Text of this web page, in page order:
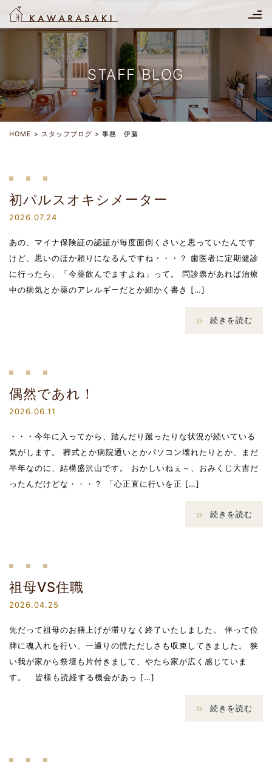
STAFF BLOG
HOME スタッフブログ 事務 伊藤
初パルスオキシメーター
2026.07.24
あの、マイナ保険証の認証が毎度面倒くさいと思っていたんです
けど、思いのほか頼りになるんですね・・・？ 歯医者に定期健診
に行ったら、「今薬飲んでますよね」って。 問診票があれば治療
中の病気とか薬のアレルギーだとか細かく書き […]
続きを読む
偶然であれ！
2026.06.11
・・・今年に入ってから、踏んだり蹴ったりな状況が続いている
気がします。 葬式とか病院通いとかパソコン壊れたりとか、まだ
半年なのに、結構盛沢山です。 おかしいねぇ～、おみくじ大吉だ
ったんだけどな・・・？ 「心正直に行いを正 […]
続きを読む
祖母VS住職
2026.04.25
先だって祖母のお膳上げが滞りなく終了いたしました。 伴って位
牌に魂入れを行い、一通りの慌ただしさも収束してきました。 狭
い我が家から祭壇も片付きまして、やたら家が広く感じていま
す。 皆様も読経する機会があっ […]
続きを読む